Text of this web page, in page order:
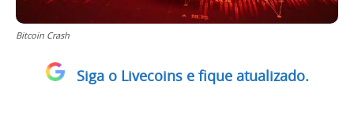
Bitcoin Crash
Siga o Livecoins e fique atualizado.